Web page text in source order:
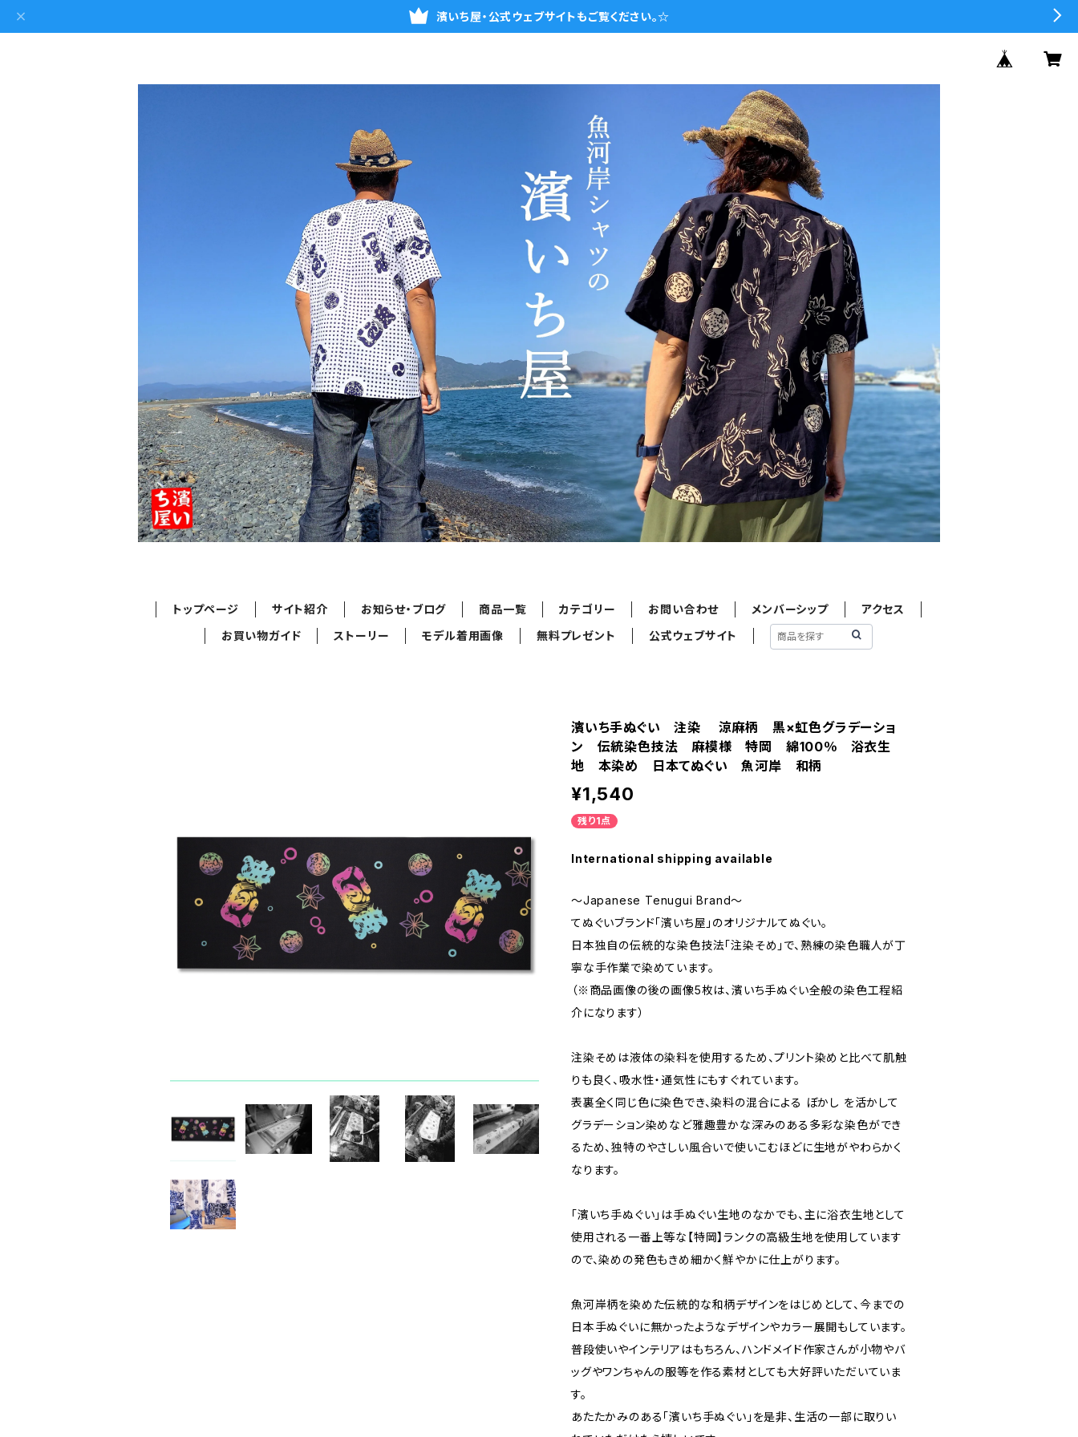
濱いち屋・公式ウェブサイトもご覧ください。☆
トップページ サイト紹介 お知らせ・ブログ 商品一覧 カテゴリー お問い合わせ メンバーシップ
アクセス
お買い物ガイド
ストーリー モデル着用画像 無料プレゼント 公式ウェブサイト
濱いち手ぬぐい 注染 涼麻柄 黒×虹色グラデーショ
ン 伝統染色技法 麻模様 特岡 綿100％ 浴衣生
地 本染め 日本てぬぐい 魚河岸 和柄
¥1,540
残り1点
International shipping available
～Japanese Tenugui Brand～
てぬぐいブランド「濱いち屋」のオリジナルてぬぐい。
日本独自の伝統的な染色技法「注染そめ」で、熟練の染色職人が丁
寧な手作業で染めています。
（※商品画像の後の画像5枚は、濱いち手ぬぐい全般の染色工程紹
介になります）
注染そめは液体の染料を使用するため、プリント染めと比べて肌触
りも良く、吸水性・通気性にもすぐれています。
表裏全く同じ色に染色でき、染料の混合による ぼかし を活かして
グラデーション染めなど雅趣豊かな深みのある多彩な染色ができ
るため、独特のやさしい風合いで使いこむほどに生地がやわらかく
なります。
「濱いち手ぬぐい」は手ぬぐい生地のなかでも、主に浴衣生地として
使用される一番上等な【特岡】ランクの高級生地を使用しています
ので、染めの発色もきめ細かく鮮やかに仕上がります。
魚河岸柄を染めた伝統的な和柄デザインをはじめとして、今までの
日本手ぬぐいに無かったようなデザインやカラー展開もしています。
普段使いやインテリアはもちろん、ハンドメイド作家さんが小物やバ
ッグやワンちゃんの服等を作る素材としても大好評いただいていま
す。
あたたかみのある「濱いち手ぬぐい」を是非、生活の一部に取りい